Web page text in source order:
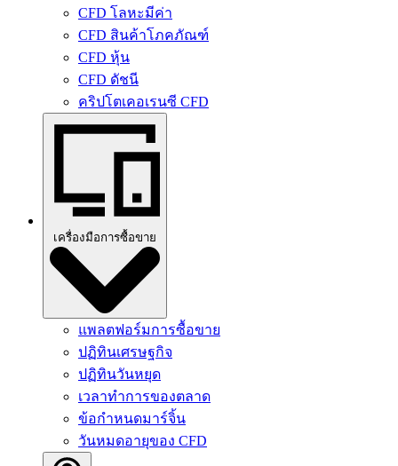
CFD โลหะมีค่า
CFD สินค้าโภคภัณฑ์
CFD หุ้น
CFD ดัชนี
คริปโตเคอเรนซี CFD
เครื่องมือการซื้อขาย
แพลตฟอร์มการซื้อขาย
ปฏิทินเศรษฐกิจ
ปฏิทินวันหยุด
เวลาทําการของตลาด
ข้อกําหนดมาร์จิ้น
วันหมดอายุของ CFD